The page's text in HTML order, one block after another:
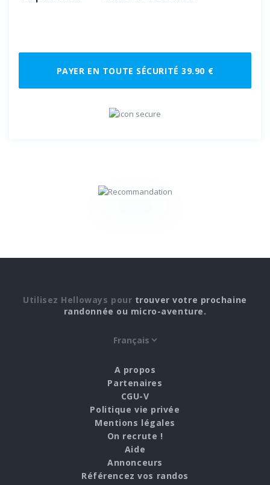
PAYER EN TOUTE SÉCURITÉ 39.90 €
Utilisez Helloways pour trouver votre prochaine
randonnée ou micro-aventure.
A propos
Partenaires
CGU-V
Politique vie privée
Mentions légales
On recrute !
Aide
Annonceurs
Référencez vos randos